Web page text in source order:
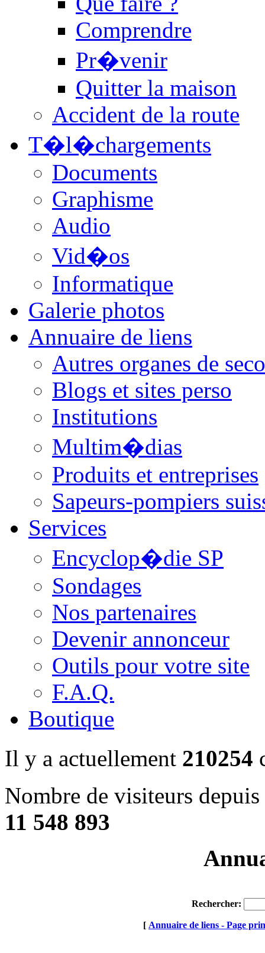
Comprendre
Pr�venir
Quitter la maison
Accident de la route
T�l�chargements
Documents
Graphisme
Audio
Vid�os
Informatique
Galerie photos
Annuaire de liens
Autres organes de
Blogs et sites perso
Institutions
Multim�dias
Produits et entreprises
Sapeurs-pompiers
Services
Encyclop�die SP
Sondages
Nos partenaires
Devenir annonceur
Outils pour votre site
F.A.Q.
Boutique
Il y a actuellement 210254
Nombre de visiteurs
11 548 893
Rechercher:
[ Annuaire de liens - Page